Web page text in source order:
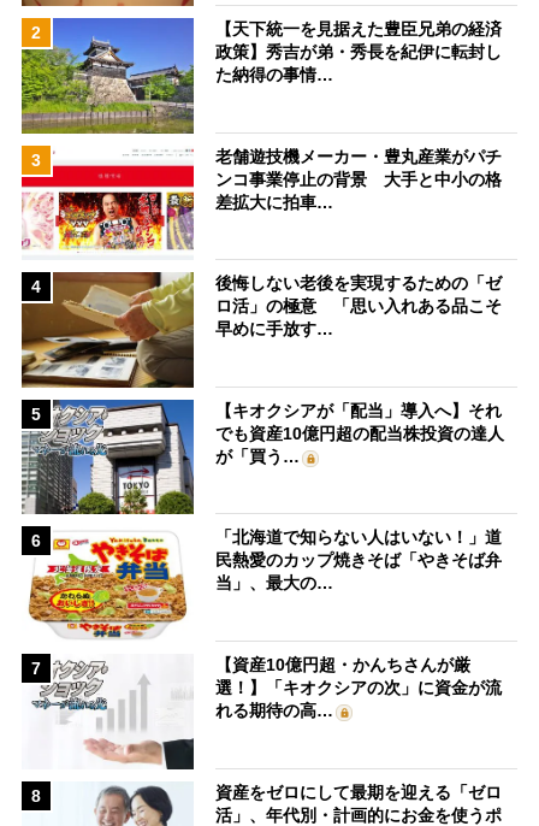
2
【天下統一を見据えた豊臣兄弟の経済
政策】秀吉が弟・秀長を紀伊に転封し
た納得の事情…
3
老舗遊技機メーカー・豊丸産業がパチ
ンコ事業停止の背景 大手と中小の格
差拡大に拍車…
4
後悔しない老後を実現するための「ゼ
ロ活」の極意 「思い入れある品こそ
早めに手放す…
5
【キオクシアが「配当」導入へ】それ
でも資産10億円超の配当株投資の達人
が「買う…
6
「北海道で知らない人はいない！」道
民熱愛のカップ焼きそば「やきそば弁
当」、最大の…
7
【資産10億円超・かんちさんが厳
選！】「キオクシアの次」に資金が流
れる期待の高…
8
資産をゼロにして最期を迎える「ゼロ
活」、年代別・計画的にお金を使うポ